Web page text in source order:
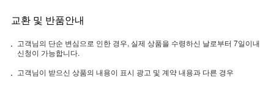
교환 및 반품안내
고객님의 단순 변심으로 인한 경우, 실제 상품을 수령하신 날로부터 7일이내
신청이 가능합니다.
고객님이 받으신 상품의 내용이 표시 광고 및 계약 내용과 다른 경우